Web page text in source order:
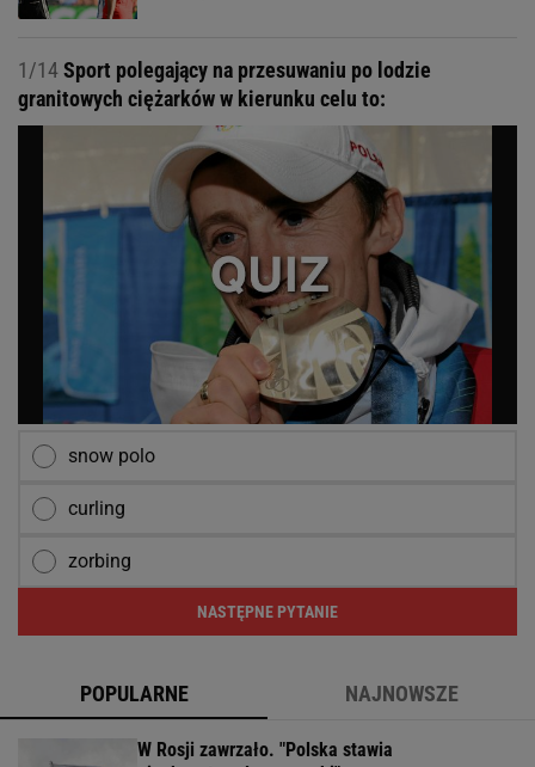
1/14Sport polegający na przesuwaniu po lodzie
granitowych ciężarków w kierunku celu to:
snow polo
curling
zorbing
NASTĘPNE PYTANIE
POPULARNE NAJNOWSZE
W Rosji zawrzało. "Polska stawia